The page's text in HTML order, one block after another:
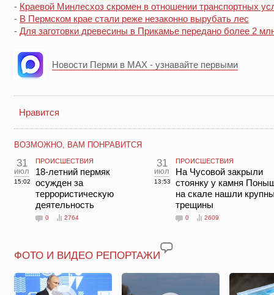
- Краевой Минлесхоз скромен в отношении транспортных
- В Пермском крае стали реже незаконно вырубать лес
- Для заготовки древесины в Прикамье передано более 2
Новости Перми в MAX - узнавайте первыми
Нравится
ВОЗМОЖНО, ВАМ ПОНРАВИТСЯ
31
июл
15:02
ПРОИСШЕСТВИЯ
18-летний пермяк
осужден за
террористическую
деятельность
0 2764
31
июл
13:53
ПРОИСШЕСТВИЯ
На Чусовой закрыли
стоянку у камня
на скале нашли
трещины
0 2609
ФОТО И ВИДЕО РЕПОРТАЖИ